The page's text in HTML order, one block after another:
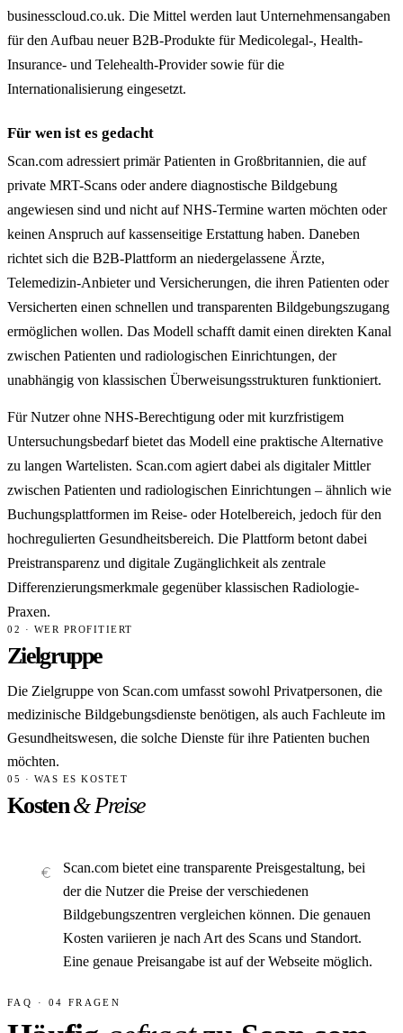
businesscloud.co.uk. Die Mittel werden laut Unternehmensangaben
für den Aufbau neuer B2B-Produkte für Medicolegal-, Health-
Insurance- und Telehealth-Provider sowie für die
Internationalisierung eingesetzt.
Für wen ist es gedacht
Scan.com adressiert primär Patienten in Großbritannien, die auf
private MRT-Scans oder andere diagnostische Bildgebung
angewiesen sind und nicht auf NHS-Termine warten möchten oder
keinen Anspruch auf kassenseitige Erstattung haben. Daneben
richtet sich die B2B-Plattform an niedergelassene Ärzte,
Telemedizin-Anbieter und Versicherungen, die ihren Patienten oder
Versicherten einen schnellen und transparenten Bildgebungszugang
ermöglichen wollen. Das Modell schafft damit einen direkten Kanal
zwischen Patienten und radiologischen Einrichtungen, der
unabhängig von klassischen Überweisungsstrukturen funktioniert.
Für Nutzer ohne NHS-Berechtigung oder mit kurzfristigem
Untersuchungsbedarf bietet das Modell eine praktische Alternative
zu langen Wartelisten. Scan.com agiert dabei als digitaler Mittler
zwischen Patienten und radiologischen Einrichtungen – ähnlich wie
Buchungsplattformen im Reise- oder Hotelbereich, jedoch für den
hochregulierten Gesundheitsbereich. Die Plattform betont dabei
Preistransparenz und digitale Zugänglichkeit als zentrale
Differenzierungsmerkmale gegenüber klassischen Radiologie-
Praxen.
02 · WER PROFITIERT
Zielgruppe
Die Zielgruppe von Scan.com umfasst sowohl Privatpersonen, die
medizinische Bildgebungsdienste benötigen, als auch Fachleute im
Gesundheitswesen, die solche Dienste für ihre Patienten buchen
möchten.
05 · WAS ES KOSTET
Kosten& Preise
Scan.com bietet eine transparente Preisgestaltung, bei
der die Nutzer die Preise der verschiedenen
Bildgebungszentren vergleichen können. Die genauen
Kosten variieren je nach Art des Scans und Standort.
Eine genaue Preisangabe ist auf der Webseite möglich.
FAQ · 04 FRAGEN